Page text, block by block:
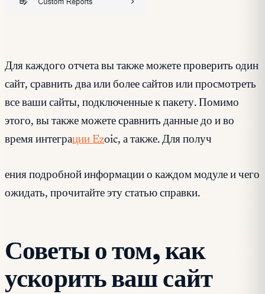
Для каждого отчета вы также можете проверить один
сайт, сравнить два или более сайтов или просмотреть
все ваши сайты, подключенные к пакету. Помимо
этого, вы также можете сравнить данные до и во
время интеграции Ezoic, а также. Для получ
ения подробной информации о каждом модуле и чего
ожидать, прочитайте эту статью справки.
Советы о том, как
ускорить ваш сайт